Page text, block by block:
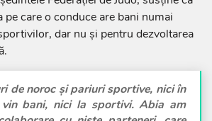
care o conduce are bani numai
dar nu și pentru dezvoltarea
de noroc și pariuri sportive, nici în
bani, nici la sportivi. Abia am